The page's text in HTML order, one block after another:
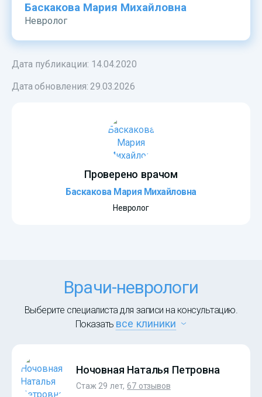
Баскакова Мария Михайловна
Невролог
Дата публикации: 14.04.2020
Дата обновления:29.03.2026
Проверено врачом
Баскакова Мария Михайловна
Невролог
Врачи-неврологи
Выберите специалиста для записи на консультацию.
Показать все клиники
Ночовная Наталья Петровна
Стаж 29 лет,67 отзывов